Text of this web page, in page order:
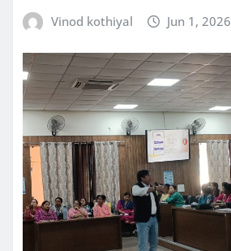
Vinod kothiyal Jun 1, 2026